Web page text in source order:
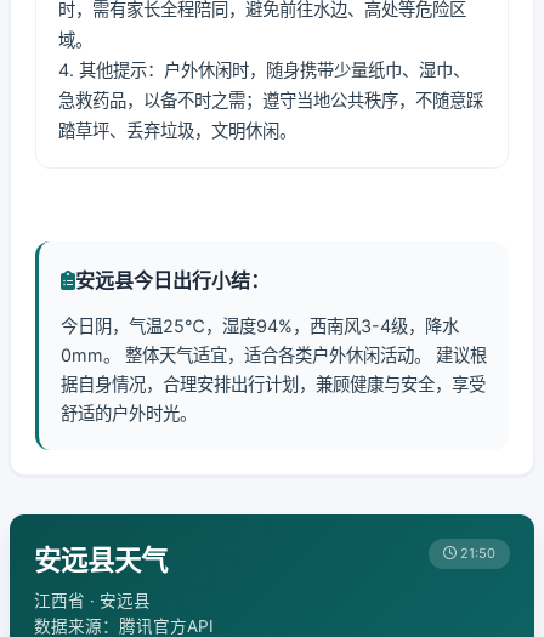
时，需有家长全程陪同，避免前往水边、高处等危险区
域。
4. 其他提示：户外休闲时，随身携带少量纸巾、湿巾、
急救药品，以备不时之需；遵守当地公共秩序，不随意踩
踏草坪、丢弃垃圾，文明休闲。
安远县今日出行小结：
今日阴，气温25℃，湿度94%，西南风3-4级，降水
0mm。 整体天气适宜，适合各类户外休闲活动。 建议根
据自身情况，合理安排出行计划，兼顾健康与安全，享受
舒适的户外时光。
安远县天气
江西省 · 安远县
数据来源：腾讯官方API
21:50